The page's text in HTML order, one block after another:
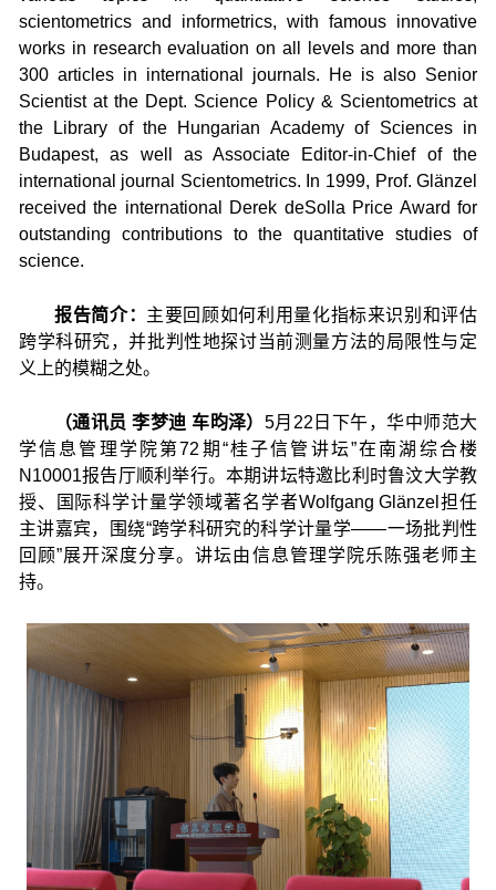
scientometrics and informetrics, with famous innovative
works in research evaluation on all levels and more than
300 articles in international journals. He is also Senior
Scientist at the Dept. Science Policy & Scientometrics at
the Library of the Hungarian Academy of Sciences in
Budapest, as well as Associate Editor-in-Chief of the
international journal Scientometrics. In 1999, Prof. Glänzel
received the international Derek deSolla Price Award for
outstanding contributions to the quantitative studies of
science.
报告简介： 主要回顾如何利用量化指标来识别和评估
跨学科研究，并批判性地探讨当前测量方法的局限性与定
义上的模糊之处。
（通讯员 李梦迪 车昀泽） 5月22日下午，华中师范大
学信息管理学院第72期“桂子信管讲坛”在南湖综合楼
N10001报告厅顺利举行。本期讲坛特邀比利时鲁汶大学教
授、国际科学计量学领域著名学者Wolfgang Glänzel担任
主讲嘉宾，围绕“跨学科研究的科学计量学——一场批判性
回顾”展开深度分享。讲坛由信息管理学院乐陈强老师主
持。